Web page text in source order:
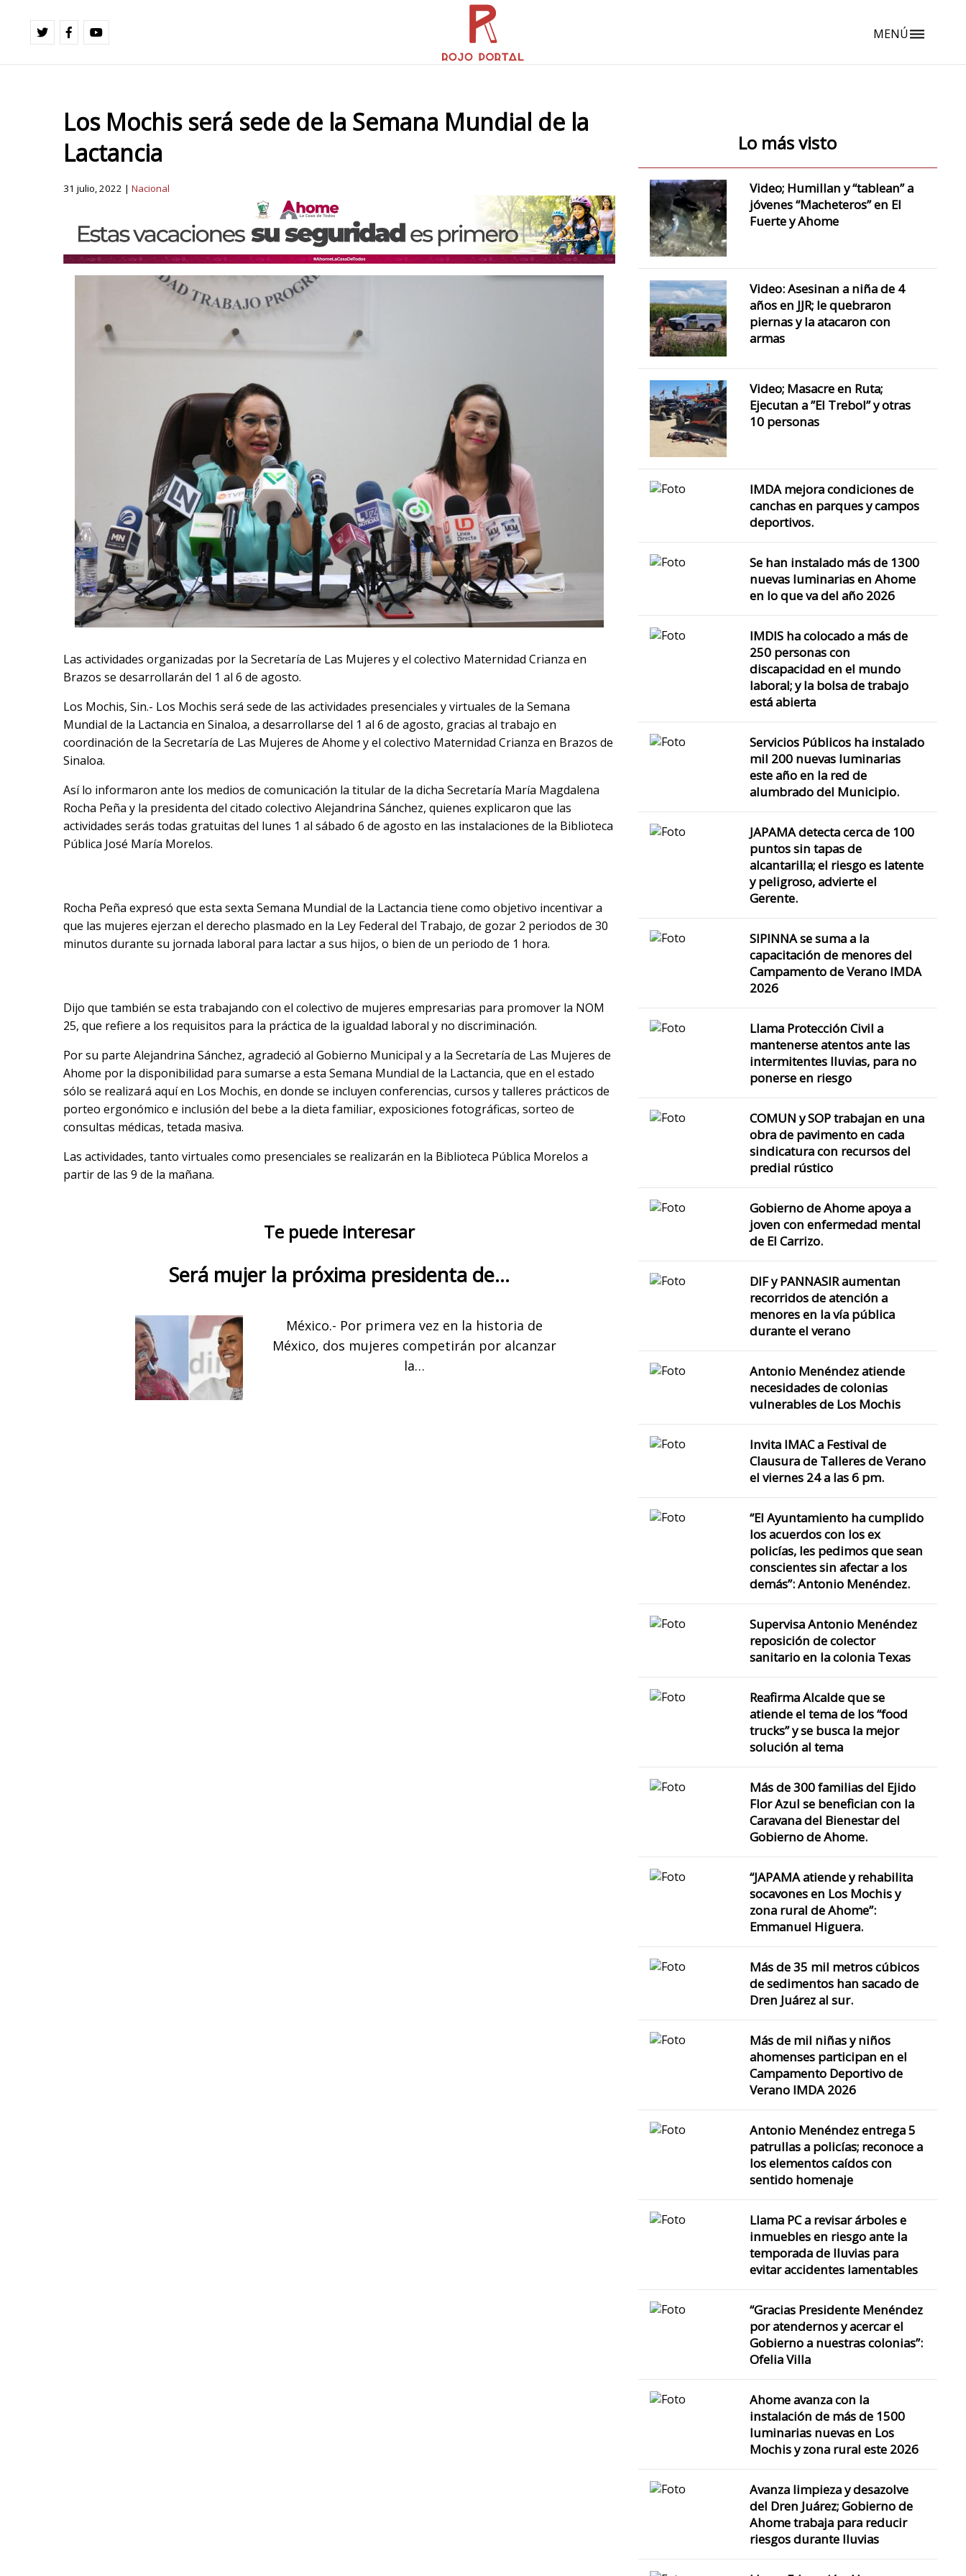
dehaze
MENÚ
Los Mochis será sede de la Semana Mundial de la
Lactancia
31 julio, 2022 | Nacional
Las actividades organizadas por la Secretaría de Las Mujeres y el colectivo Maternidad Crianza en
Brazos se desarrollarán del 1 al 6 de agosto.
Los Mochis, Sin.- Los Mochis será sede de las actividades presenciales y virtuales de la Semana
Mundial de la Lactancia en Sinaloa, a desarrollarse del 1 al 6 de agosto, gracias al trabajo en
coordinación de la Secretaría de Las Mujeres de Ahome y el colectivo Maternidad Crianza en Brazos de
Sinaloa.
Así lo informaron ante los medios de comunicación la titular de la dicha Secretaría María Magdalena
Rocha Peña y la presidenta del citado colectivo Alejandrina Sánchez, quienes explicaron que las
actividades serás todas gratuitas del lunes 1 al sábado 6 de agosto en las instalaciones de la Biblioteca
Pública José María Morelos.
Rocha Peña expresó que esta sexta Semana Mundial de la Lactancia tiene como objetivo incentivar a
que las mujeres ejerzan el derecho plasmado en la Ley Federal del Trabajo, de gozar 2 periodos de 30
minutos durante su jornada laboral para lactar a sus hijos, o bien de un periodo de 1 hora.
Dijo que también se esta trabajando con el colectivo de mujeres empresarias para promover la NOM
25, que refiere a los requisitos para la práctica de la igualdad laboral y no discriminación.
Por su parte Alejandrina Sánchez, agradeció al Gobierno Municipal y a la Secretaría de Las Mujeres de
Ahome por la disponibilidad para sumarse a esta Semana Mundial de la Lactancia, que en el estado
sólo se realizará aquí en Los Mochis, en donde se incluyen conferencias, cursos y talleres prácticos de
porteo ergonómico e inclusión del bebe a la dieta familiar, exposiciones fotográficas, sorteo de
consultas médicas, tetada masiva.
Las actividades, tanto virtuales como presenciales se realizarán en la Biblioteca Pública Morelos a
partir de las 9 de la mañana.
Te puede interesar
Será mujer la próxima presidenta de…
México.- Por primera vez en la historia de
México, dos mujeres competirán por alcanzar
la…
Vacaciones de terror; Familia
muere…
Viajaban a ensenada
del
Lo más visto
Video; Humillan y “tablean” a
jóvenes “Macheteros” en El
Fuerte y Ahome
Video: Asesinan a niña de 4
años en JJR; le quebraron
piernas y la atacaron con
armas
Video; Masacre en Ruta;
Ejecutan a ”El Trebol” y otras
10 personas
IMDA mejora condiciones de
canchas en parques y campos
deportivos.
Se han instalado más de 1300
nuevas luminarias en Ahome
en lo que va del año 2026
IMDIS ha colocado a más de
250 personas con
discapacidad en el mundo
laboral; y la bolsa de trabajo
está abierta
Servicios Públicos ha instalado
mil 200 nuevas luminarias
este año en la red de
alumbrado del Municipio.
JAPAMA detecta cerca de 100
puntos sin tapas de
alcantarilla; el riesgo es latente
y peligroso, advierte el
Gerente.
SIPINNA se suma a la
capacitación de menores del
Campamento de Verano IMDA
2026
Llama Protección Civil a
mantenerse atentos ante las
intermitentes lluvias, para no
ponerse en riesgo
COMUN y SOP trabajan en una
obra de pavimento en cada
sindicatura con recursos del
predial rústico
Gobierno de Ahome apoya a
joven con enfermedad mental
de El Carrizo.
DIF y PANNASIR aumentan
recorridos de atención a
menores en la vía pública
durante el verano
Antonio Menéndez atiende
necesidades de colonias
vulnerables de Los Mochis
Invita IMAC a Festival de
Clausura de Talleres de Verano
el viernes 24 a las 6 pm.
“El Ayuntamiento ha cumplido
los acuerdos con los ex
policías, les pedimos que sean
conscientes sin afectar a los
demás”: Antonio Menéndez.
Supervisa Antonio Menéndez
reposición de colector
sanitario en la colonia Texas
Reafirma Alcalde que se
atiende el tema de los “food
trucks” y se busca la mejor
solución al tema
Más de 300 familias del Ejido
Flor Azul se benefician con la
Caravana del Bienestar del
Gobierno de Ahome.
“JAPAMA atiende y rehabilita
socavones en Los Mochis y
zona rural de Ahome”:
Emmanuel Higuera.
Más de 35 mil metros cúbicos
de sedimentos han sacado de
Dren Juárez al sur.
Más de mil niñas y niños
ahomenses participan en el
Campamento Deportivo de
Verano IMDA 2026
Antonio Menéndez entrega 5
patrullas a policías; reconoce a
los elementos caídos con
sentido homenaje
Llama PC a revisar árboles e
inmuebles en riesgo ante la
temporada de lluvias para
evitar accidentes lamentables
“Gracias Presidente Menéndez
por atendernos y acercar el
Gobierno a nuestras colonias”:
Ofelia Villa
Ahome avanza con la
instalación de más de 1500
luminarias nuevas en Los
Mochis y zona rural este 2026
Avanza limpieza y desazolve
del Dren Juárez; Gobierno de
Ahome trabaja para reducir
riesgos durante lluvias